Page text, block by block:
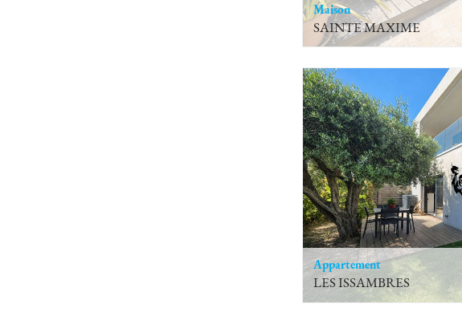
Maison
SAINTE MAXIME
Appartement
LES ISSAMBRES